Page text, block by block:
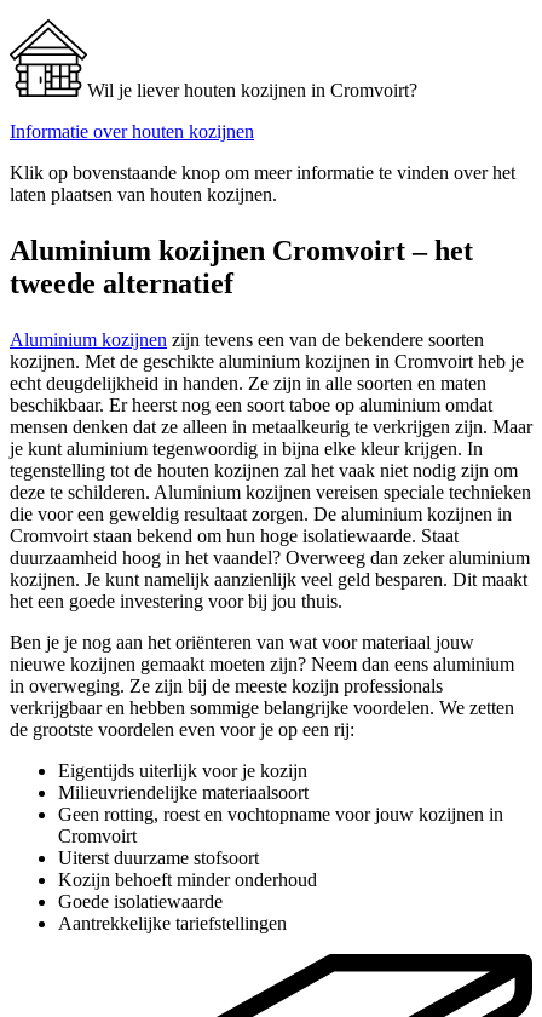
Wil je liever houten kozijnen in Cromvoirt?
Informatie over houten kozijnen
Klik op bovenstaande knop om meer informatie te vinden over het
laten plaatsen van houten kozijnen.
Aluminium kozijnen Cromvoirt – het
tweede alternatief
Aluminium kozijnen zijn tevens een van de bekendere soorten
kozijnen. Met de geschikte aluminium kozijnen in Cromvoirt heb je
echt deugdelijkheid in handen. Ze zijn in alle soorten en maten
beschikbaar. Er heerst nog een soort taboe op aluminium omdat
mensen denken dat ze alleen in metaalkeurig te verkrijgen zijn. Maar
je kunt aluminium tegenwoordig in bijna elke kleur krijgen. In
tegenstelling tot de houten kozijnen zal het vaak niet nodig zijn om
deze te schilderen. Aluminium kozijnen vereisen speciale technieken
die voor een geweldig resultaat zorgen. De aluminium kozijnen in
Cromvoirt staan bekend om hun hoge isolatiewaarde. Staat
duurzaamheid hoog in het vaandel? Overweeg dan zeker aluminium
kozijnen. Je kunt namelijk aanzienlijk veel geld besparen. Dit maakt
het een goede investering voor bij jou thuis.
Ben je je nog aan het oriënteren van wat voor materiaal jouw
nieuwe kozijnen gemaakt moeten zijn? Neem dan eens aluminium
in overweging. Ze zijn bij de meeste kozijn professionals
verkrijgbaar en hebben sommige belangrijke voordelen. We zetten
de grootste voordelen even voor je op een rij:
Eigentijds uiterlijk voor je kozijn
Milieuvriendelijke materiaalsoort
Geen rotting, roest en vochtopname voor jouw kozijnen in
Cromvoirt
Uiterst duurzame stofsoort
Kozijn behoeft minder onderhoud
Goede isolatiewaarde
Aantrekkelijke tariefstellingen